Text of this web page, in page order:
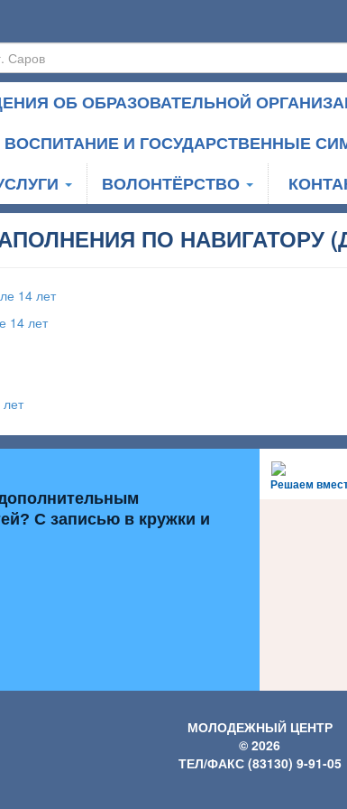
ОБ ОБРАЗОВАТЕЛЬНОЙ
ВОСПИТАНИЕ И ГОСУДАРСТВЕННЫЕ
ВОЛОНТЁРСТВО
ПО НАВИГАТОРУ
14 лет
14 лет
Решаем
С записью в кружки и
МОЛОДЕЖНЫЙ ЦЕНТР
© 2026
ТЕЛ/ФАКС (83130) 9-91-05